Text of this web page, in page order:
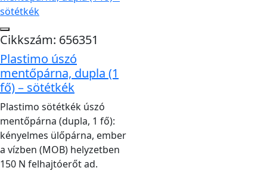
Cikkszám: 656351
Plastimo úszó
mentőpárna, dupla (1
fő) – sötétkék
Plastimo sötétkék úszó
mentőpárna (dupla, 1 fő):
kényelmes ülőpárna, ember
a vízben (MOB) helyzetben
150 N felhajtóerőt ad.